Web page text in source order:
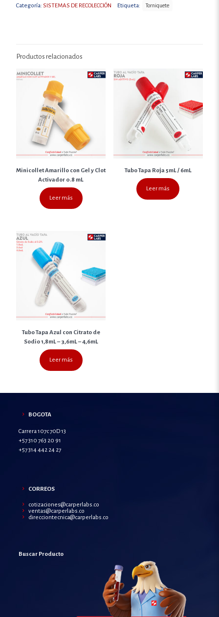
Categoría: SISTEMAS DE RECOLECCIÓN Etiqueta: Torniquete
Productos relacionados
Minicollet Amarillo con Gel y Clot
Activador 0.8 mL
Leer más
Tubo Tapa Roja 5mL / 6mL
Leer más
Tubo Tapa Azul con Citrato de
Sodio 1,8mL – 3,6mL – 4,6mL
Leer más
BOGOTA
Carrera 107c 70D 13
+57 310 763 20 91
+57 314 442 24 27
CORREOS
cotizaciones@carperlabs.co
ventas@carperlabs.co
direcciontecnica@carperlabs.co
Buscar Producto